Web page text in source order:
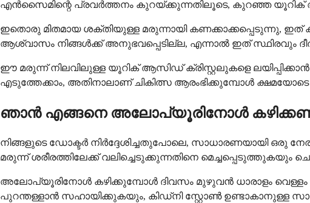
എൻസൈമിന്റെ പ്രവർത്തനം കുറയ്ക്കുന്നതിലൂടെ, കുറഞ്ഞ യൂറിക്
ഇതൊരു മിതമായ ശക്തിയുള്ള മരുന്നായി കണക്കാക്കപ്പെടുന്നു,
ആശ്വാസം നിങ്ങൾക്ക് അനുഭവപ്പെടില്ല, എന്നാൽ ഇത്
ഈ മരുന്ന് നിലവിലുള്ള യൂറിക് ആസിഡ് ക്രിസ്റ്റലുകളെ
എടുത്തേക്കാം, അതിനാലാണ് ചികിത്സ ആരംഭിക്കുമ്പോൾ ക്ഷമയോടെ
ഞാൻ എങ്ങനെ അലോപ്യൂരിനോൾ
നിങ്ങളുടെ ഡോക്ടർ നിർദ്ദേശിച്ചതുപോലെ, സാധാരണയായി
മരുന്ന് ശരീരത്തിലേക്ക് വലിച്ചെടുക്കുന്നതിനെ മെച്ചപ്പെടുത്തുകയും
അലോപ്യൂരിനോൾ കഴിക്കുമ്പോൾ ദിവസം മുഴുവൻ ധാരാളം
പുറന്തള്ളാൻ സഹായിക്കുകയും, കിഡ്‌നി സ്റ്റോൺ